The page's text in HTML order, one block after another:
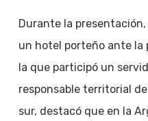
Durante la
un hotel porteño ante la
la que participó un
responsable territorial
sur, destacó que en la